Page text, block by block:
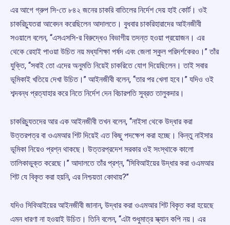
এর আগে গ্রুপ সি-তে ৮৪২ জনের চাকরি বাতিলের নির্দেশ দেয় হাই কোর্ট। ওই
চাকরিচ্যুতরা আবেদন করেছিলেন আদালতে। বুধবার চাকরিহারাদের আইনজীবী
সওয়ালে বলেন, ‘‘এসএসসি-র বিরুদ্ধেও বিভাগীয় তদন্ত হওয়া প্রয়োজন। এর
থেকে রেহাই পাওয়া উচিত নয় মধ্যশিক্ষা পর্ষদ এবং জেলা স্কুল পরিদর্শকেরও।’’ তাঁর
যুক্তি, ‘‘সবাই তো এদের অনুমতি নিয়েই চাকরিতে যোগ দিয়েছিলেন। তাই সবার
ভূমিকাই খতিয়ে দেখা উচিত।’’ আইনজীবী বলেন, ‘‘তার পর খেলা হবে।’’ যদিও ওই
শব্দবন্ধ প্রত্যাহার করে নিতে নির্দেশ দেন বিচারপতি সুব্রত তালুকদার।
চাকরিচ্যুতদের আর এক আইনজীবী তখন বলেন, ‘‘নাইসা থেকে উদ্ধার করা
উত্তরপত্র বা ওএমআর শিট দিয়েই এত কিছু পদক্ষেপ করা হচ্ছে। কিন্তু নাইসার
ভূমিকা নিয়েও প্রশ্ন থাকছে। উত্তরপ্রদেশ সরকার ওই সংস্থাকে কালো
তালিকাভুক্ত করেছে।’’ আদালতে তাঁর প্রশ্ন, ‘‘সিবিআইয়ের উদ্ধার করা ওএমআর
শিট যে বিকৃত করা হয়নি, এর নিশ্চয়তা কোথায়?’’
যদিও সিবিআইয়ের আইনজীবী জানান, উদ্ধার করা ওএমআর শিট বিকৃত করা হয়েছে
এমন ধারণা না হওয়াই উচিত। তিনি বলেন, ‘‘এটা শুধুমাত্র স্ক্যান কপি নয়। এর